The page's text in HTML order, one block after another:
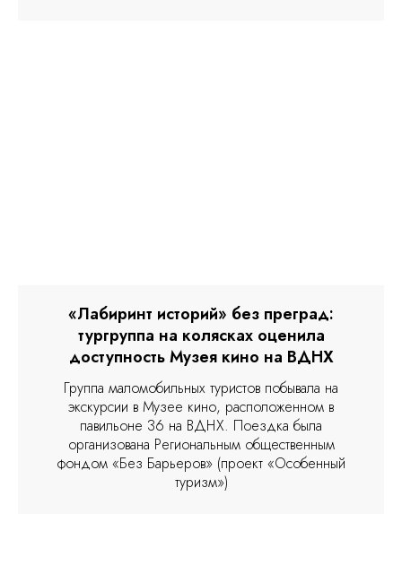
«Лабиринт историй» без преград:
тургруппа на колясках оценила
доступность Музея кино на ВДНХ
Группа маломобильных туристов побывала на
экскурсии в Музее кино, расположенном в
павильоне 36 на ВДНХ. Поездка была
организована Региональным общественным
фондом «Без Барьеров» (проект «Особенный
туризм»)